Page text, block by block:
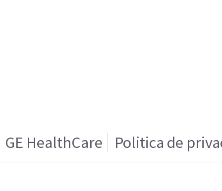
GE HealthCare Politica de